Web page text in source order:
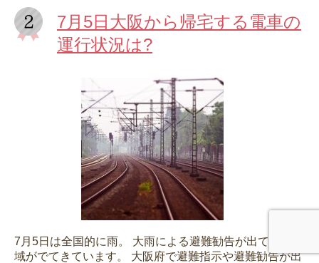
7月5日大阪から帰宅する電車の
運行状況は?
7月5日は全国的に雨。 大雨による避難勧告が出ている地
域がでてきています。 大阪府で避難指示や避難勧告が出